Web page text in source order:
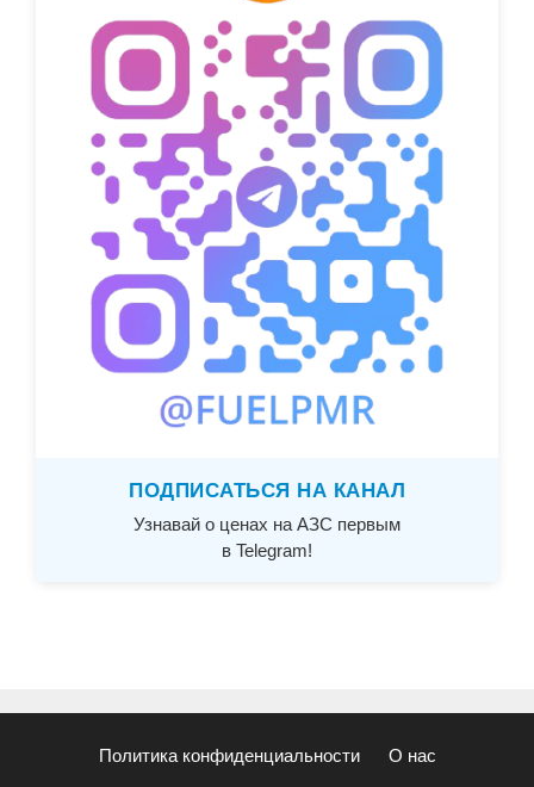
ПОДПИСАТЬСЯ НА КАНАЛ
Узнавай о ценах на АЗС первым
в Telegram!
Политика конфиденциальности О нас